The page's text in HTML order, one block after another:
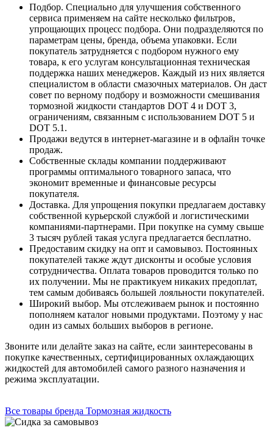
Подбор. Специально для улучшения собственного
сервиса применяем на сайте несколько фильтров,
упрощающих процесс подбора. Они подразделяются по
параметрам цены, бренда, объема упаковки. Если
покупатель затрудняется с подбором нужного ему
товара, к его услугам консультационная техническая
поддержка наших менеджеров. Каждый из них является
специалистом в области смазочных материалов. Он даст
совет по верному подбору и возможности смешивания
тормозной жидкости стандартов DOT 4 и DOT 3,
ограничениям, связанным с использованием DOT 5 и
DOT 5.1.
Продажи ведутся в интернет-магазине и в офлайн точке
продаж.
Собственные склады компании поддерживают
программы оптимального товарного запаса, что
экономит временные и финансовые ресурсы
покупателя.
Доставка. Для упрощения покупки предлагаем доставку
собственной курьерской службой и логистическими
компаниями-партнерами. При покупке на сумму свыше
3 тысяч рублей такая услуга предлагается бесплатно.
Предоставим скидку на опт и самовывоз. Постоянных
покупателей также ждут дисконты и особые условия
сотрудничества. Оплата товаров проводится только по
их получении. Мы не практикуем никаких предоплат,
тем самым добиваясь большей лояльности покупателей.
Широкий выбор. Мы отслеживаем рынок и постоянно
пополняем каталог новыми продуктами. Поэтому у нас
один из самых больших выборов в регионе.
Звоните или делайте заказ на сайте, если заинтересованы в
покупке качественных, сертифицированных охлаждающих
жидкостей для автомобилей самого разного назначения и
режима эксплуатации.
Все товары бренда Тормозная жидкость